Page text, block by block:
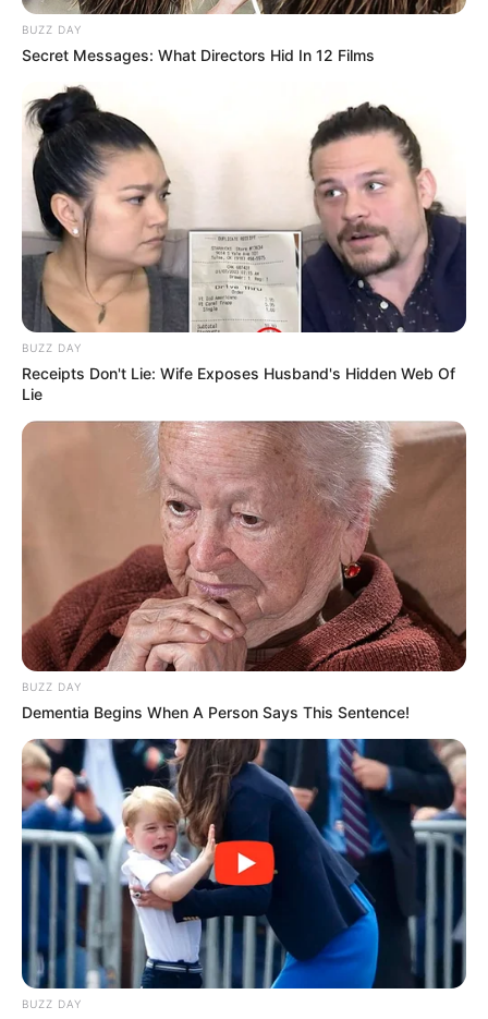
BUZZ DAY
Secret Messages: What Directors Hid In 12 Films
BUZZ DAY
Receipts Don't Lie: Wife Exposes Husband's Hidden Web Of
Lie
BUZZ DAY
Dementia Begins When A Person Says This Sentence!
BUZZ DAY